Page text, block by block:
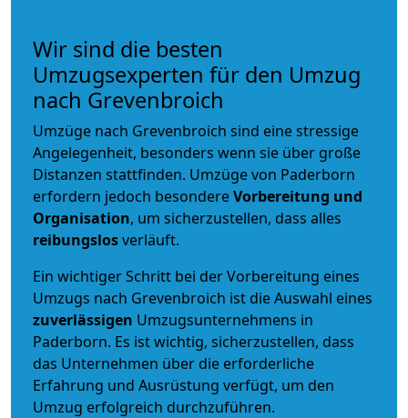
Wir sind die besten
Umzugsexperten für den Umzug
nach Grevenbroich
Umzüge nach Grevenbroich sind eine stressige
Angelegenheit, besonders wenn sie über große
Distanzen stattfinden. Umzüge von Paderborn
erfordern jedoch besondereVorbereitung und
Organisation, um sicherzustellen, dass alles
reibungslosverläuft.
Ein wichtiger Schritt bei der Vorbereitung eines
Umzugs nach Grevenbroich ist die Auswahl eines
zuverlässigen Umzugsunternehmens in
Paderborn. Es ist wichtig, sicherzustellen, dass
das Unternehmen über die erforderliche
Erfahrung und Ausrüstung verfügt, um den
Umzug erfolgreich durchzuführen.